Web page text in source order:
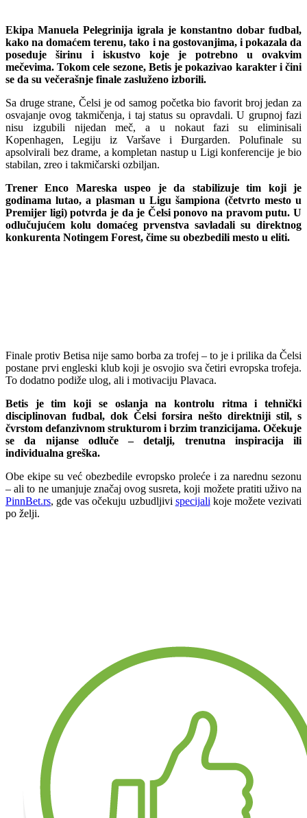
Ekipa Manuela Pelegrinija igrala je konstantno dobar fudbal,
kako na domaćem terenu, tako i na gostovanjima, i pokazala da
poseduje širinu i iskustvo koje je potrebno u ovakvim
mečevima. Tokom cele sezone, Betis je pokazivao karakter i čini
se da su večerašnje finale zasluženo izborili.
Sa druge strane, Čelsi je od samog početka bio favorit broj jedan za
osvajanje ovog takmičenja, i taj status su opravdali. U grupnoj fazi
nisu izgubili nijedan meč, a u nokaut fazi su eliminisali
Kopenhagen, Legiju iz Varšave i Đurgarden. Polufinale su
apsolvirali bez drame, a kompletan nastup u Ligi konferencije je bio
stabilan, zreo i takmičarski ozbiljan.
Trener Enco Mareska uspeo je da stabilizuje tim koji je
godinama lutao, a plasman u Ligu šampiona (četvrto mesto u
Premijer ligi) potvrda je da je Čelsi ponovo na pravom putu. U
odlučujućem kolu domaćeg prvenstva savladali su direktnog
konkurenta Notingem Forest, čime su obezbedili mesto u eliti.
Finale protiv Betisa nije samo borba za trofej – to je i prilika da Čelsi
postane prvi engleski klub koji je osvojio sva četiri evropska trofeja.
To dodatno podiže ulog, ali i motivaciju Plavaca.
Betis je tim koji se oslanja na kontrolu ritma i tehnički
disciplinovan fudbal, dok Čelsi forsira nešto direktniji stil, s
čvrstom defanzivnom strukturom i brzim tranzicijama. Očekuje
se da nijanse odluče – detalji, trenutna inspiracija ili
individualna greška.
Obe ekipe su već obezbedile evropsko proleće i za narednu sezonu
– ali to ne umanjuje značaj ovog susreta, koji možete pratiti uživo na
PinnBet.rs, gde vas očekuju uzbudljivi specijali koje možete vezivati
po želji.